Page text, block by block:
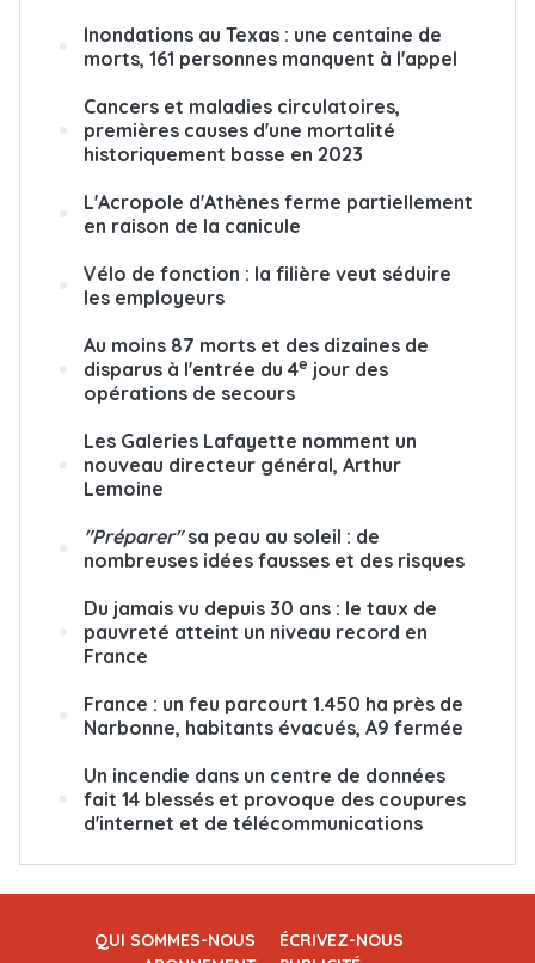
Inondations au Texas : une centaine de
morts, 161 personnes manquent à l'appel
Cancers et maladies circulatoires,
premières causes d'une mortalité
historiquement basse en 2023
L'Acropole d'Athènes ferme partiellement
en raison de la canicule
Vélo de fonction : la filière veut séduire
les employeurs
Au moins 87 morts et des dizaines de
disparus à l'entrée du 4e jour des
opérations de secours
Les Galeries Lafayette nomment un
nouveau directeur général, Arthur
Lemoine
"Préparer"sa peau au soleil : de
nombreuses idées fausses et des risques
Du jamais vu depuis 30 ans : le taux de
pauvreté atteint un niveau record en
France
France : un feu parcourt 1.450 ha près de
Narbonne, habitants évacués, A9 fermée
Un incendie dans un centre de données
fait 14 blessés et provoque des coupures
d'internet et de télécommunications
QUI SOMMES-NOUS
ÉCRIVEZ-NOUS